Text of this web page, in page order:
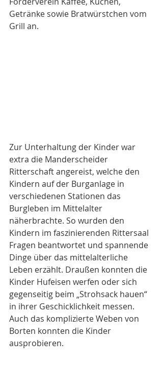
Getränke sowie Bratwürstchen vom
Grill an.
Zur Unterhaltung der Kinder war
extra die Manderscheider
Ritterschaft angereist, welche den
Kindern auf der Burganlage in
verschiedenen Stationen das
Burgleben im Mittelalter
näherbrachte. So wurden den
Kindern im faszinierenden Rittersaal
Fragen beantwortet und spannende
Dinge über das mittelalterliche
Leben erzählt. Draußen konnten die
Kinder Hufeisen werfen oder sich
gegenseitig beim „Strohsack hauen“
in ihrer Geschicklichkeit messen.
Auch das komplizierte Weben von
Borten konnten die Kinder
ausprobieren.